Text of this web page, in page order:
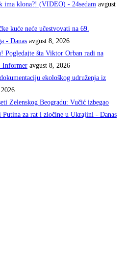
ima klona?! (VIDEO) - 24sedam avgust
kuće neće učestvovati na 69.
- Danas avgust 8, 2026
Pogledajte šta Viktor Orban radi na
Informer avgust 8, 2026
ekološkog udruženja iz
Zelenskog Beogradu: Vučić izbegao
Putina za rat i zločine u Ukrajini - Danas